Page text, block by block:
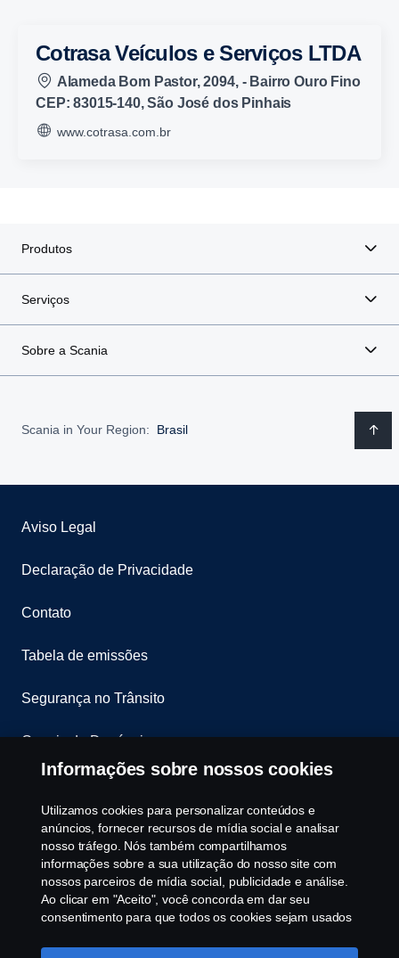
Cotrasa Veículos e Serviços LTDA
Alameda Bom Pastor, 2094, - Bairro Ouro Fino
CEP: 83015-140, São José dos Pinhais
www.cotrasa.com.br
Produtos
Serviços
Sobre a Scania
Scania in Your Region: Brasil
Aviso Legal
Declaração de Privacidade
Contato
Tabela de emissões
Segurança no Trânsito
Canais de Denúncia
Programa de Rotulagem Veicular
Política de Cookies
Configurações de cookies
Informações sobre nossos cookies
Utilizamos cookies para personalizar conteúdos e
anúncios, fornecer recursos de mídia social e analisar
nosso tráfego. Nós também compartilhamos
informações sobre a sua utilização do nosso site com
nossos parceiros de mídia social, publicidade e análise.
Ao clicar em "Aceito", você concorda em dar seu
consentimento para que todos os cookies sejam usados
gerenciar a utilização dos cookies clicando em